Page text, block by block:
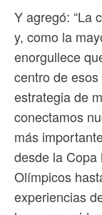
Y agregó: “La
y, como la
enorgullece
centro de
estrategia de
conectamos
más
desde la Copa
Olímpicos
experiencias